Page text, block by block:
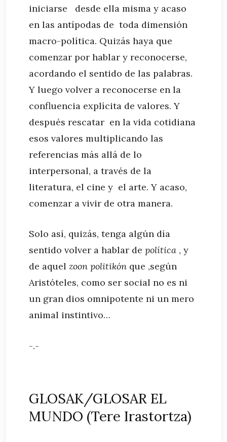
iniciarse desde ella misma y acaso
en las antípodas de toda dimensión
macro-política. Quizás haya que
comenzar por hablar y reconocerse,
acordando el sentido de las palabras.
Y luego volver a reconocerse en la
confluencia explícita de valores. Y
después rescatar en la vida cotidiana
esos valores multiplicando las
referencias más allá de lo
interpersonal, a través de la
literatura, el cine y el arte. Y acaso,
comenzar a vivir de otra manera.
Solo así, quizás, tenga algún día
sentido volver a hablar de política , y
de aquel zoon politikón que ,según
Aristóteles, como ser social no es ni
un gran dios omnipotente ni un mero
animal instintivo…
-.-
GLOSAK/GLOSAR EL
MUNDO (Tere Irastortza)